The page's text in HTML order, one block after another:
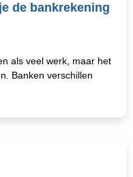
de bankrekening
als veel werk, maar het
Banken verschillen